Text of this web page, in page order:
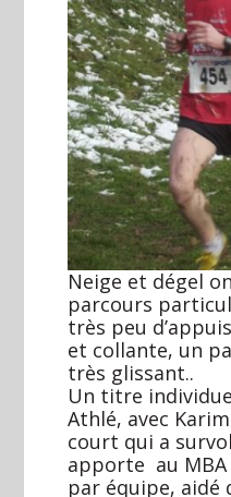
Neige et dégel
parcours
très peu
et collante, un
très glissant..
Un titre
Athlé, avec
court qui a
apporte au
par équipe, aidé